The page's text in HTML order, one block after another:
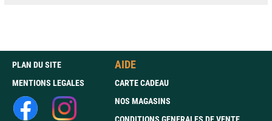
PLAN DU SITE
MENTIONS LEGALES
AIDE
CARTE CADEAU
NOS MAGASINS
CONDITIONS GENERALES DE VENTE